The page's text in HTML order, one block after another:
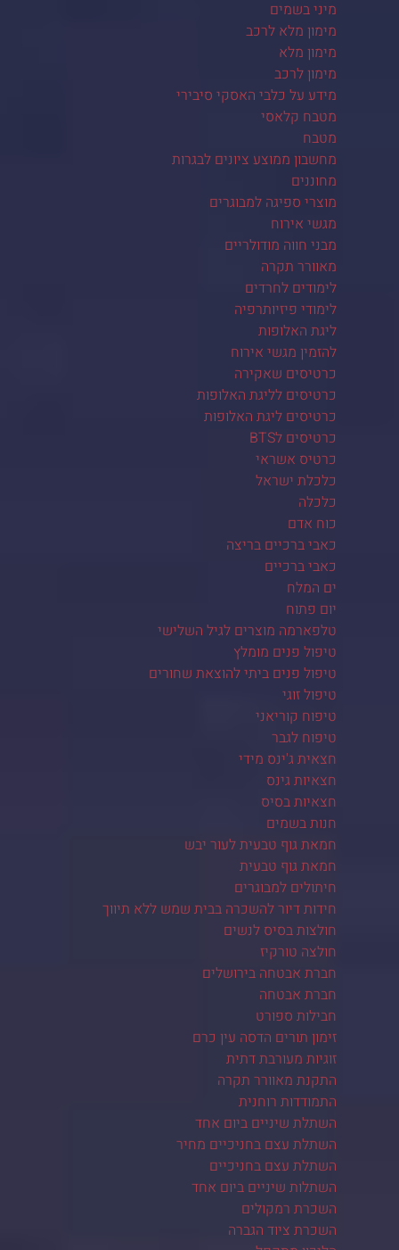
מיני בשמים
מימון מלא לרכב
מימון מלא
מימון לרכב
מידע על כלבי האסקי סיבירי
מטבח קלאסי
מטבח
מחשבון ממוצע ציונים לבגרות
מחוננים
מוצרי ספיגה למבוגרים
מגשי אירוח
מבני חווה מודולריים
מאוורר תקרה
לימודים לחרדים
לימודי פיזיותרפיה
ליגת האלופות
להזמין מגשי אירוח
כרטיסים שאקירה
כרטיסים לליגת האלופות
כרטיסים ליגת האלופות
כרטיסים לBTS
כרטיס אשראי
כלכלת ישראל
כלכלה
כוח אדם
כאבי ברכיים בריצה
כאבי ברכיים
ים המלח
יום פתוח
טלפארמה מוצרים לגיל השלישי
טיפול פנים מומלץ
טיפול פנים ביתי להוצאת שחורים
טיפול זוגי
טיפוח קוריאני
טיפוח לגבר
חצאית ג'ינס מידי
חצאיות גינס
חצאיות בסיס
חנות בשמים
חמאת גוף טבעית לעור יבש
חמאת גוף טבעית
חיתולים למבוגרים
חידות דיור להשכרה בבית שמש ללא תיווך
חולצות בסיס לנשים
חולצה טורקיז
חברת אבטחה בירושלים
חברת אבטחה
חבילות ספורט
זימון תורים הדסה עין כרם
זוגיות מעורבת דתית
התקנת מאוורר תקרה
התמודדות רוחנית
השתלת שיניים ביום אחד
השתלת עצם בחניכיים מחיר
השתלת עצם בחניכיים
השתלות שיניים ביום אחד
השכרת רמקולים
השכרת ציוד הגברה